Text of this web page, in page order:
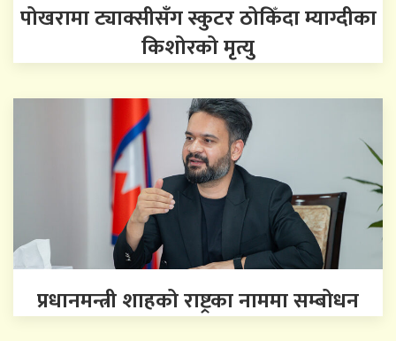
पोखरामा ट्याक्सीसँग स्कुटर ठोकिँदा म्याग्दीका
किशोरको मृत्यु
प्रधानमन्त्री शाहको राष्ट्रका नाममा सम्बोधन